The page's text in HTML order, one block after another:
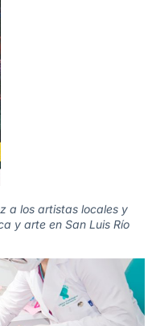
a los artistas locales y
y arte en San Luis Río